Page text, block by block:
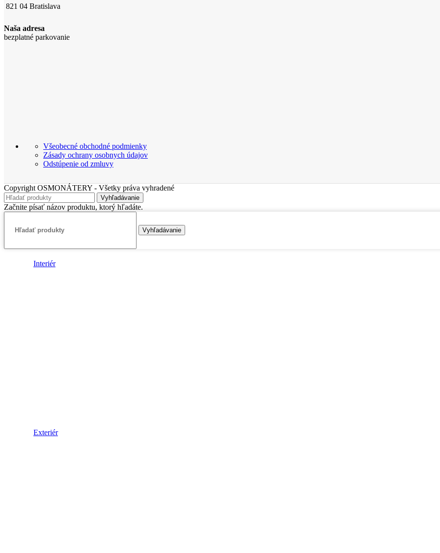
821 04 Bratislava
Naša adresa
bezplatné parkovanie
Všeobecné obchodné podmienky
Zásady ochrany osobnych údajov
Odstúpenie od zmluvy
Copyright OSMONÁTERY - Všetky práva vyhradené
Vyhľadávanie
Začnite písať názov produktu, ktorý hľadáte.
Vyhľadávanie
Interiér
Exteriér